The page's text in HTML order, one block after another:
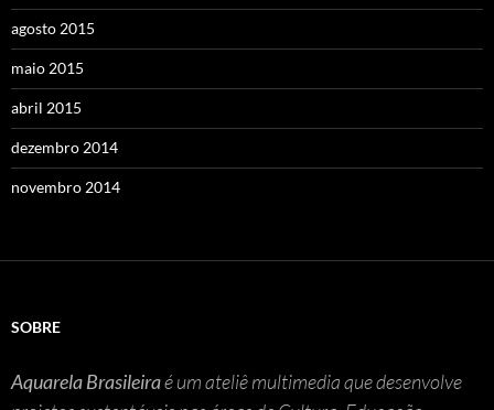
agosto 2015
maio 2015
abril 2015
dezembro 2014
novembro 2014
SOBRE
Aquarela Brasileiraé um ateliê multimedia que desenvolve